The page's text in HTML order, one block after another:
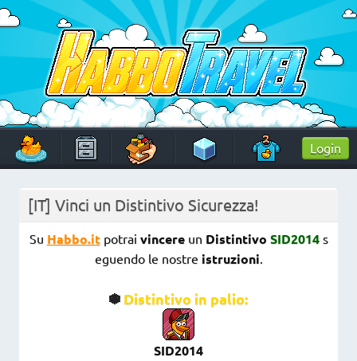
Skip
to
content
HabboTravel
Un viaggio di pixel!
Login
[IT] Vinci un Distintivo Sicurezza!
Su Habbo.itpotrai vincereun Distintivo SID2014 s
eguendo le nostre istruzioni.
Distintivo in palio:
SID2014